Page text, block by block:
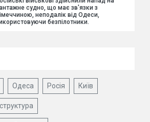
судно, що має зв'язки з
неподалік від Одеси,
безпілотники.
Одеса Росія Київ